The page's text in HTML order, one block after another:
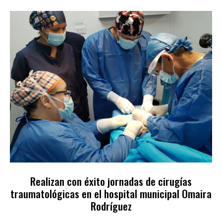
Realizan con éxito jornadas de cirugías
traumatológicas en el hospital municipal Omaira
Rodríguez